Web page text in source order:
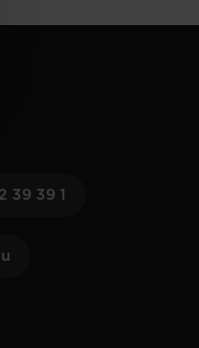
39 39 1